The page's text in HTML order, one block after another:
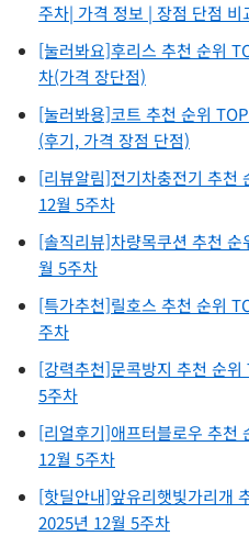
주차| 가격 정보 | 장점 단점 비
[눌러봐요]후리스 추천 순위
차(가격 장단점)
[눌러봐용]코트 추천 순위
(후기, 가격 장점 단점)
[리뷰알림]전기차충전기 추천
12월 5주차
[솔직리뷰]차량목쿠션 추천
월 5주차
[특가추천]릴호스 추천 순위
주차
[강력추천]문콕방지 추천 순
5주차
[리얼후기]애프터블로우 추천
12월 5주차
[핫딜안내]앞유리햇빛가리개
2025년 12월 5주차